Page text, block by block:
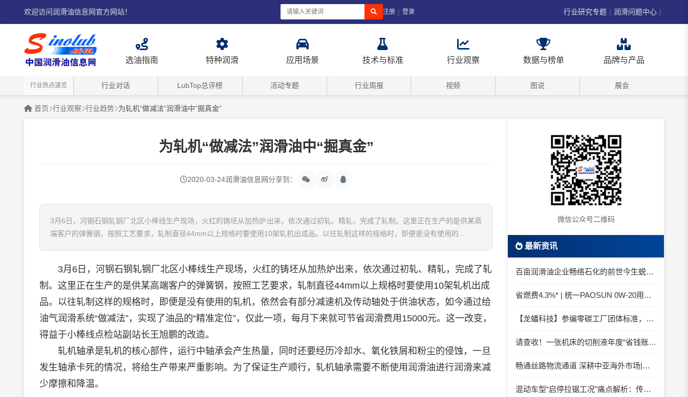
欢迎访问润滑油信息网官方网站！ 注册 | 登录 行业研究专题 | 润滑问题中心 |
选油指南 特种润滑 应用场景 技术与标准 行业观察 数据与榜单 品牌与产品
行业热点速览 行业对话 LubTop总评榜 活动专题 行业周报 视频 图说 展会
首页 行业观察 行业趋势 为轧机“做减法”润滑油中“掘真金”
为轧机“做减法”润滑油中“掘真金”
2020-03-24润滑油信息网分享到：
3月6日，河钢石钢轧钢厂北区小棒线生产现场，火红的铸坯从加热炉出来，依次通过初轧、精轧，完成了轧制。这里正在生产的是供某高
端客户的弹簧钢，按照工艺要求，轧制直径44mm以上规格时要使用10架轧机出成品。以往轧制这样的规格时，即便是没有使用的...
3月6日，河钢石钢轧钢厂北区小棒线生产现场，火红的铸坯从加热炉出来，依次通过初轧、精轧，完成了轧
制。这里正在生产的是供某高端客户的弹簧钢，按照工艺要求，轧制直径44mm以上规格时要使用10架轧机出成
品。以往轧制这样的规格时，即便是没有使用的轧机，依然会有部分减速机及传动轴处于供油状态，如今通过给
油气润滑系统“做减法”，实现了油品的“精准定位”，仅此一项，每月下来就可节省润滑费用15000元。这一改变，
得益于小棒线点检站副站长王旭鹏的改造。
轧机轴承是轧机的核心部件，运行中轴承会产生热量，同时还要经历冷却水、氧化铁屑和粉尘的侵蚀，一旦
发生轴承卡死的情况，将给生产带来严重影响。为了保证生产顺行，轧机轴承需要不断使用 润滑油进行润滑来减
少摩擦和降温。
微信公众号二维码
最新资讯
百亩润滑油企业畅络石化的前世今生蜕变之路
省燃费4.3%* | 统一PAOSUN 0W-20用认证和标准说话
【龙蟠科技】参编零碳工厂团体标准，龙蟠科技以绿色智造锚定零碳未来
请查收！一张机床的切削液年度“省钱账单”
畅通丝路物流通道 深耕中亚海外市场|中国石化SINOPEC润滑油北京-阿拉木图图定班列顺利抵达
混动车型“启停拉锯工况”痛点解析：传统机油为何频繁出现油泥堆积？